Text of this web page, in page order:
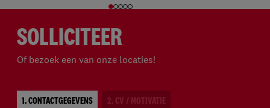
SOLLICITEER
Of bezoek een van onze locaties!
1. CONTACTGEGEVENS 2. CV / MOTIVATIE